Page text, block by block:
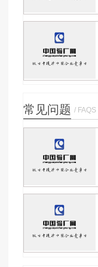
常见问题 / FAQS